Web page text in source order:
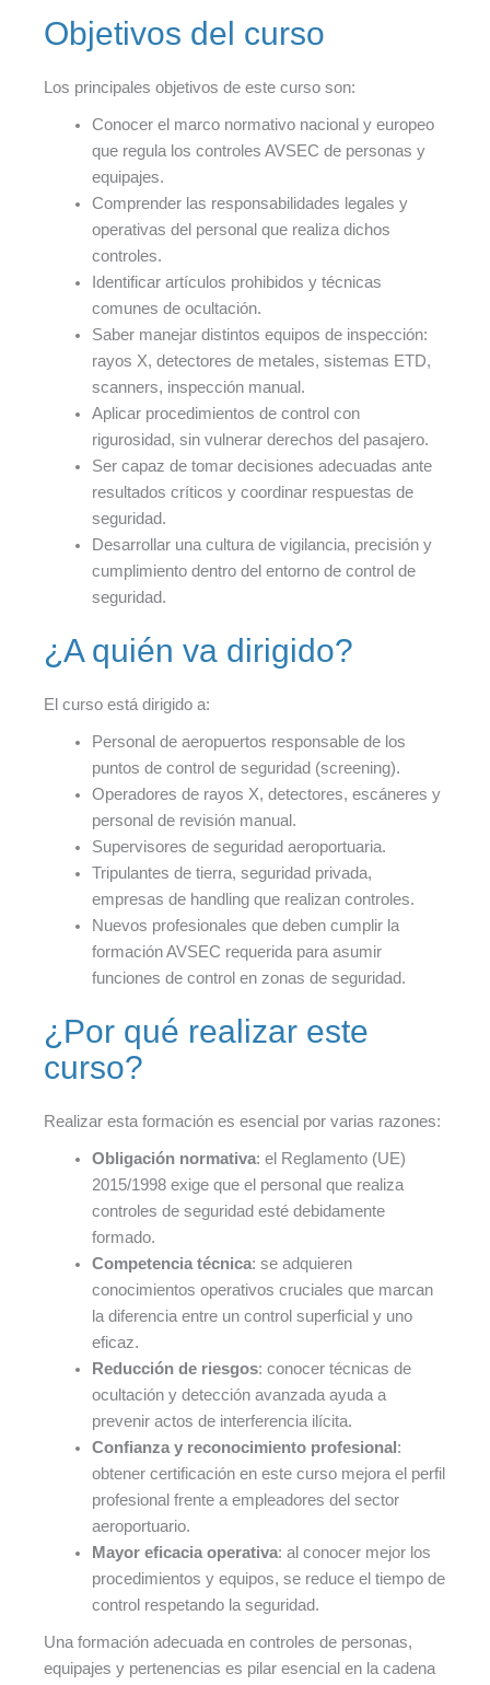
Objetivos del curso
Los principales objetivos de este curso son:
Conocer el marco normativo nacional y europeo
que regula los controles AVSEC de personas y
equipajes.
Comprender las responsabilidades legales y
operativas del personal que realiza dichos
controles.
Identificar artículos prohibidos y técnicas
comunes de ocultación.
Saber manejar distintos equipos de inspección:
rayos X, detectores de metales, sistemas ETD,
scanners, inspección manual.
Aplicar procedimientos de control con
rigurosidad, sin vulnerar derechos del pasajero.
Ser capaz de tomar decisiones adecuadas ante
resultados críticos y coordinar respuestas de
seguridad.
Desarrollar una cultura de vigilancia, precisión y
cumplimiento dentro del entorno de control de
seguridad.
¿A quién va dirigido?
El curso está dirigido a:
Personal de aeropuertos responsable de los
puntos de control de seguridad (screening).
Operadores de rayos X, detectores, escáneres y
personal de revisión manual.
Supervisores de seguridad aeroportuaria.
Tripulantes de tierra, seguridad privada,
empresas de handling que realizan controles.
Nuevos profesionales que deben cumplir la
formación AVSEC requerida para asumir
funciones de control en zonas de seguridad.
¿Por qué realizar este
curso?
Realizar esta formación es esencial por varias razones:
Obligación normativa: el Reglamento (UE)
2015/1998 exige que el personal que realiza
controles de seguridad esté debidamente
formado.
Competencia técnica: se adquieren
conocimientos operativos cruciales que marcan
la diferencia entre un control superficial y uno
eficaz.
Reducción de riesgos: conocer técnicas de
ocultación y detección avanzada ayuda a
prevenir actos de interferencia ilícita.
Confianza y reconocimiento profesional :
obtener certificación en este curso mejora el perfil
profesional frente a empleadores del sector
aeroportuario.
Mayor eficacia operativa: al conocer mejor los
procedimientos y equipos, se reduce el tiempo de
control respetando la seguridad.
Una formación adecuada en controles de personas,
equipajes y pertenencias es pilar esencial en la cadena